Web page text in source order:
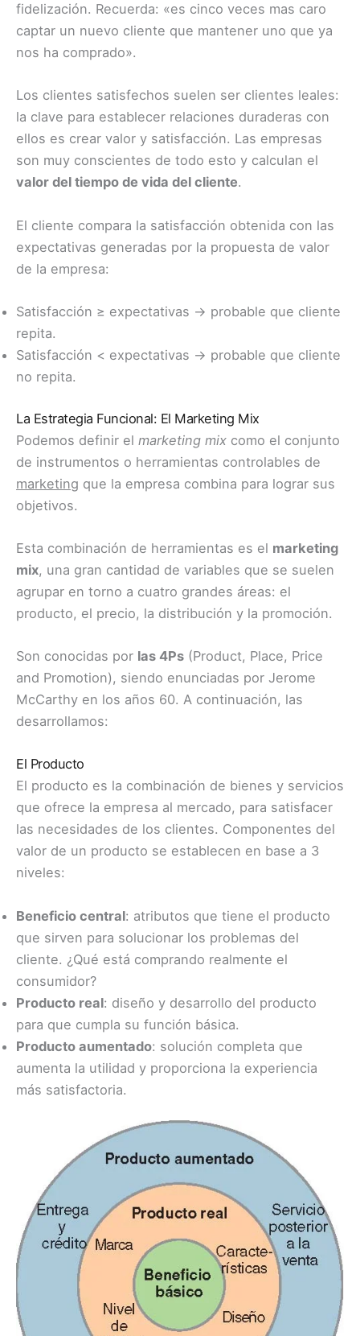
fidelización. Recuerda: «es cinco veces mas caro
captar un nuevo cliente que mantener uno que ya
nos ha comprado».
Los clientes satisfechos suelen ser clientes leales:
la clave para establecer relaciones duraderas con
ellos es crear valor y satisfacción. Las empresas
son muy conscientes de todo esto y calculan el
valor del tiempo de vida del cliente.
El cliente compara la satisfacción obtenida con las
expectativas generadas por la propuesta de valor
de la empresa:
Satisfacción ≥ expectativas → probable que cliente
repita.
Satisfacción < expectativas → probable que cliente
no repita.
La Estrategia Funcional: El Marketing Mix
Podemos definir el marketing mix como el conjunto
de instrumentos o herramientas controlables de
marketing que la empresa combina para lograr sus
objetivos.
Esta combinación de herramientas es el marketing
mix, una gran cantidad de variables que se suelen
agrupar en torno a cuatro grandes áreas: el
producto, el precio, la distribución y la promoción.
Son conocidas por las 4Ps (Product, Place, Price
and Promotion), siendo enunciadas por Jerome
McCarthy en los años 60. A continuación, las
desarrollamos:
El Producto
El producto es la combinación de bienes y servicios
que ofrece la empresa al mercado, para satisfacer
las necesidades de los clientes. Componentes del
valor de un producto se establecen en base a 3
niveles:
Beneficio central: atributos que tiene el producto
que sirven para solucionar los problemas del
cliente. ¿Qué está comprando realmente el
consumidor?
Producto real: diseño y desarrollo del producto
para que cumpla su función básica.
Producto aumentado: solución completa que
aumenta la utilidad y proporciona la experiencia
más satisfactoria.